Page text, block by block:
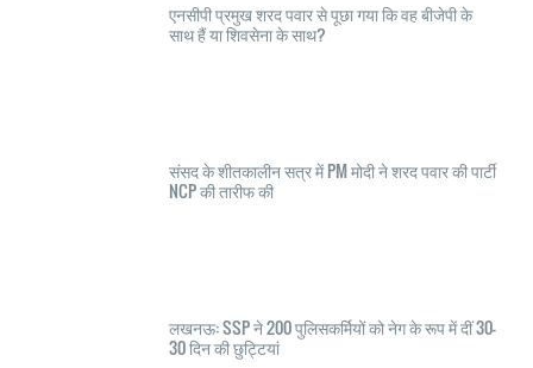
एनसीपी प्रमुख शरद पवार से पूछा गया कि वह बीजेपी के
साथ हैं या शिवसेना के साथ?
संसद के शीतकालीन सत्र में PM मोदी ने शरद पवार की पार्टी
NCP की तारीफ की
लखनऊ: SSP ने 200 पुलिसकर्मियों को नेग के रूप में दीं 30-
30 दिन की छुट्टियां